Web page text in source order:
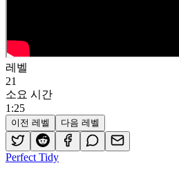
레벨
21
소요 시간
1 :25
이전 레벨 다음 레벨
Perfect Tidy